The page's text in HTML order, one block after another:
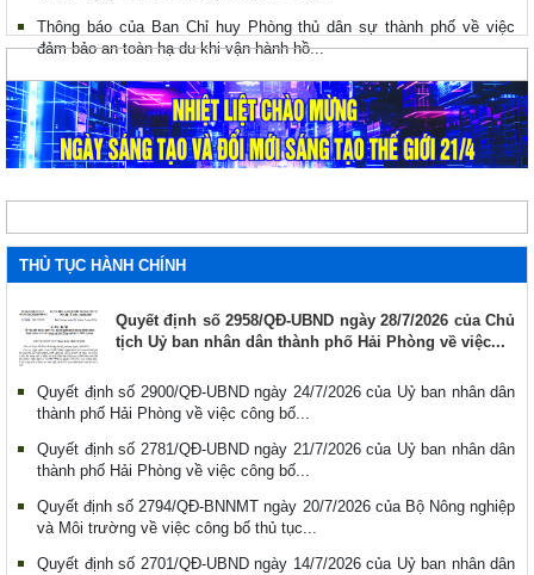
Thông báo của Ban Chỉ huy Phòng thủ dân sự thành phố về việc
đảm bảo an toàn hạ du khi vận hành hồ...
THỦ TỤC HÀNH CHÍNH
Quyết định số 2958/QĐ-UBND ngày 28/7/2026 của Chủ
tịch Uỷ ban nhân dân thành phố Hải Phòng về việc...
Quyết định số 2900/QĐ-UBND ngày 24/7/2026 của Uỷ ban nhân dân
thành phố Hải Phòng về việc công bố...
Quyết định số 2781/QĐ-UBND ngày 21/7/2026 của Uỷ ban nhân dân
thành phố Hải Phòng về việc công bố...
Quyết định số 2794/QĐ-BNNMT ngày 20/7/2026 của Bộ Nông nghiệp
và Môi trường về việc công bố thủ tục...
Quyết định số 2701/QĐ-UBND ngày 14/7/2026 của Uỷ ban nhân dân